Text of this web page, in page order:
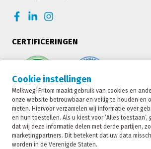
Cookie instellingen
Melkweg|Fritom maakt gebruik van cookies en
onze website betrouwbaar en veilig te houden en
meten. Hiervoor verzamelen wij informatie over
en hun toestellen. Als u kiest voor ‘Alles toestaan’,
dat wij deze informatie delen met derde partijen,
marketingpartners. Dit betekent dat uw data
worden in de Verenigde Staten.
CERTIFICERINGEN